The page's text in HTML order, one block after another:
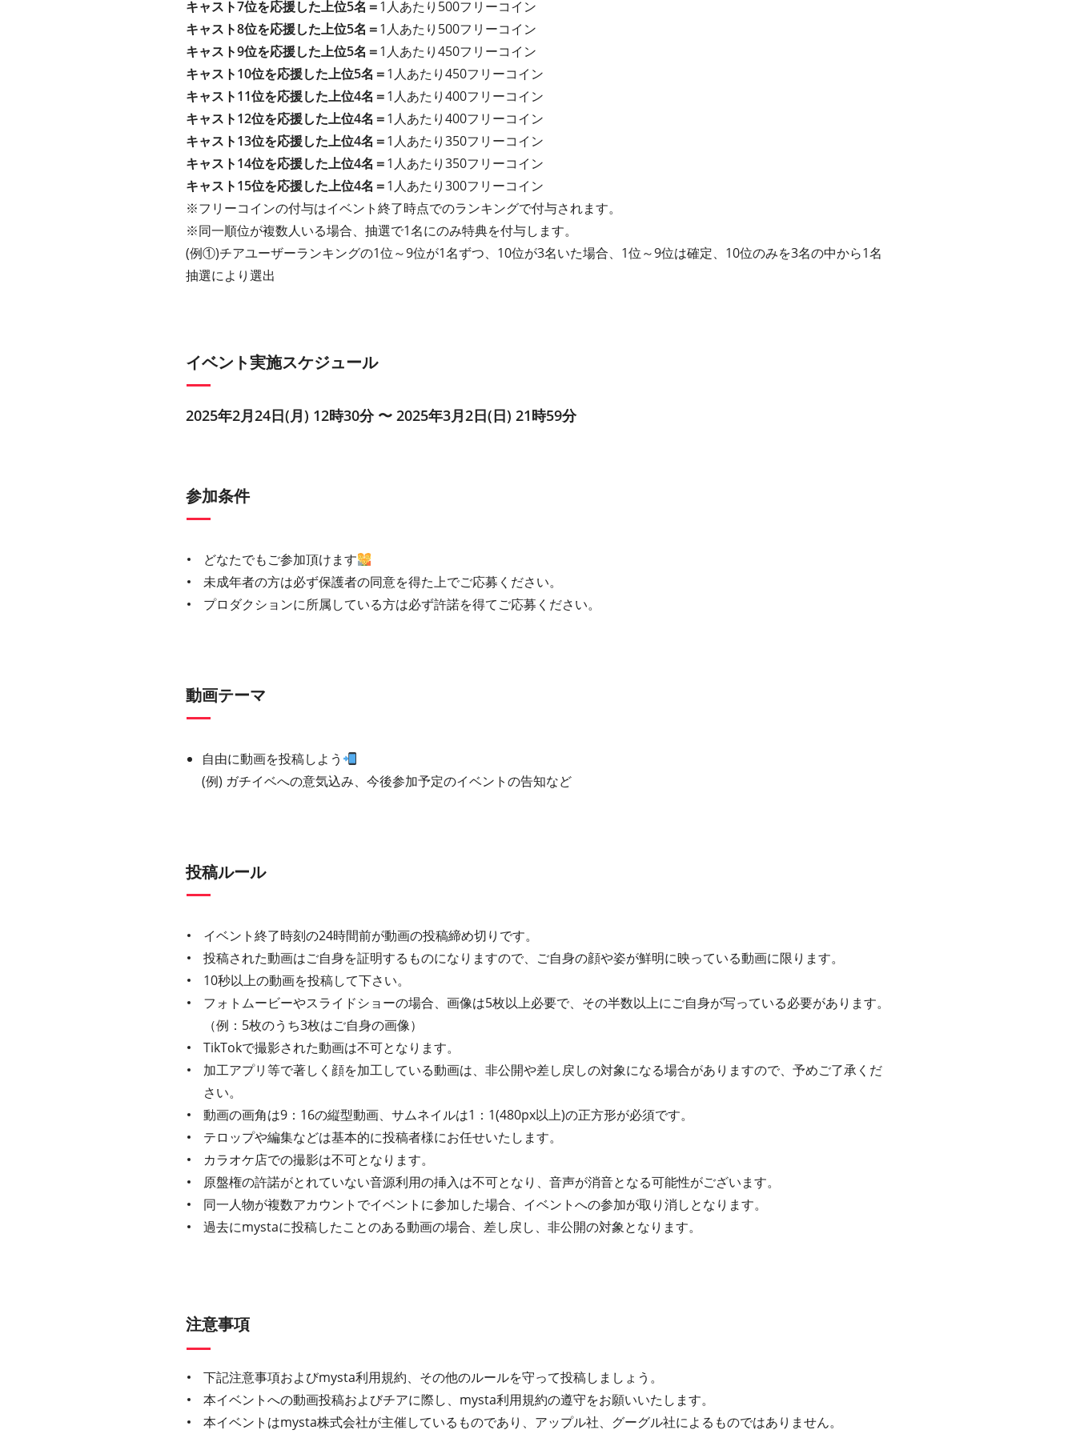
キャスト7位を応援した上位5名＝1人あたり500フリーコイン
キャスト8位を応援した上位5名＝1人あたり500フリーコイン
キャスト9位を応援した上位5名＝1人あたり450フリーコイン
キャスト10位を応援した上位5名＝1人あたり450フリーコイン
キャスト11位を応援した上位4名＝1人あたり400フリーコイン
キャスト12位を応援した上位4名＝1人あたり400フリーコイン
キャスト13位を応援した上位4名＝1人あたり350フリーコイン
キャスト14位を応援した上位4名＝1人あたり350フリーコイン
キャスト15位を応援した上位4名＝1人あたり300フリーコイン
※フリーコインの付与はイベント終了時点でのランキングで付与されます。
※同一順位が複数人いる場合、抽選で1名にのみ特典を付与します。
(例①)チアユーザーランキングの1位～9位が1名ずつ、10位が3名いた場合、1位～9位は確定、10位のみを3名の中から1名
抽選により選出
イベント実施スケジュール
2025年2月24日(月) 12時30分 〜 2025年3月2日(日) 21時59分
参加条件
どなたでもご参加頂けます
未成年者の方は必ず保護者の同意を得た上でご応募ください。
プロダクションに所属している方は必ず許諾を得てご応募ください。
動画テーマ
自由に動画を投稿しよう
(例) ガチイベへの意気込み、今後参加予定のイベントの告知など
投稿ルール
イベント終了時刻の24時間前が動画の投稿締め切りです。
投稿された動画はご自身を証明するものになりますので、ご自身の顔や姿が鮮明に映っている動画に限ります。
10秒以上の動画を投稿して下さい。
フォトムービーやスライドショーの場合、画像は5枚以上必要で、その半数以上にご自身が写っている必要があります。
（例：5枚のうち3枚はご自身の画像）
TikTokで撮影された動画は不可となります。
加工アプリ等で著しく顔を加工している動画は、非公開や差し戻しの対象になる場合がありますので、予めご了承くだ
さい。
動画の画角は9：16の縦型動画、サムネイルは1：1(480px以上)の正方形が必須です。
テロップや編集などは基本的に投稿者様にお任せいたします。
カラオケ店での撮影は不可となります。
原盤権の許諾がとれていない音源利用の挿入は不可となり、音声が消音となる可能性がございます。
同一人物が複数アカウントでイベントに参加した場合、イベントへの参加が取り消しとなります。
過去にmystaに投稿したことのある動画の場合、差し戻し、非公開の対象となります。
注意事項
下記注意事項およびmysta利用規約、その他のルールを守って投稿しましょう。
本イベントへの動画投稿およびチアに際し、mysta利用規約の遵守をお願いいたします。
本イベントはmysta株式会社が主催しているものであり、アップル社、グーグル社によるものではありません。